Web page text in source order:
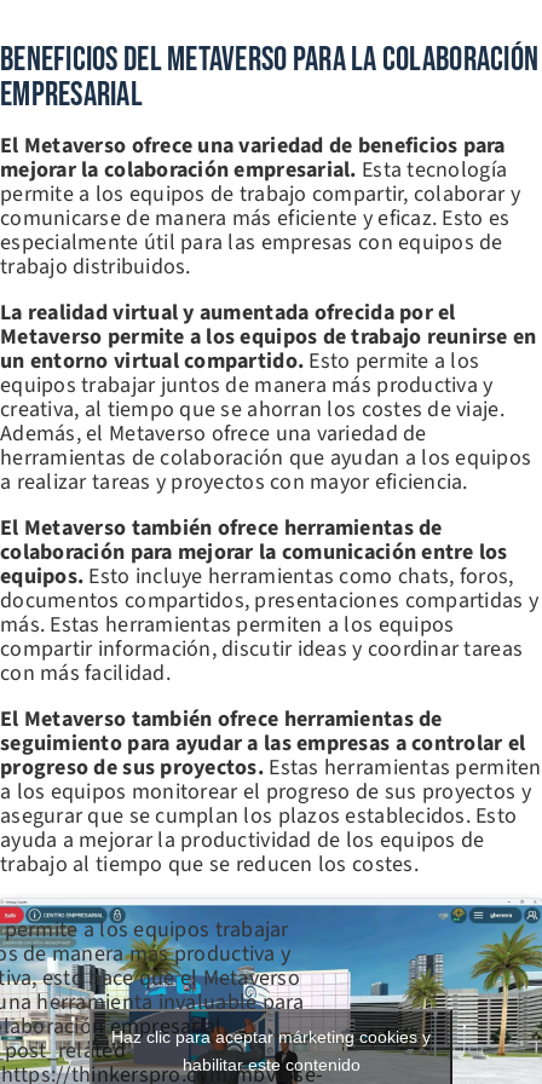
Beneficios Del Metaverso Para La Colaboración
Empresarial
El Metaverso ofrece una variedad de beneficios para
mejorar la colaboración empresarial. Esta tecnología
permite a los equipos de trabajo compartir, colaborar y
comunicarse de manera más eficiente y eficaz. Esto es
especialmente útil para las empresas con equipos de
trabajo distribuidos.
La realidad virtual y aumentada ofrecida por el
Metaverso permite a los equipos de trabajo reunirse en
un entorno virtual compartido. Esto permite a los
equipos trabajar juntos de manera más productiva y
creativa, al tiempo que se ahorran los costes de viaje.
Además, el Metaverso ofrece una variedad de
herramientas de colaboración que ayudan a los equipos
a realizar tareas y proyectos con mayor eficiencia.
El Metaverso también ofrece herramientas de
colaboración para mejorar la comunicación entre los
equipos. Esto incluye herramientas como chats, foros,
documentos compartidos, presentaciones compartidas y
más. Estas herramientas permiten a los equipos
compartir información, discutir ideas y coordinar tareas
con más facilidad.
El Metaverso también ofrece herramientas de
seguimiento para ayudar a las empresas a controlar el
progreso de sus proyectos. Estas herramientas permiten
a los equipos monitorear el progreso de sus proyectos y
asegurar que se cumplan los plazos establecidos. Esto
ayuda a mejorar la productividad de los equipos de
trabajo al tiempo que se reducen los costes.
permite a los equipos trabajar
de manera más productiva y
esto hace que el Metaverso
herramienta invaluable para
empresarial.
thinkerspro.com/mbverse-
Haz clic para aceptar márketing cookies y
habilitar este contenido